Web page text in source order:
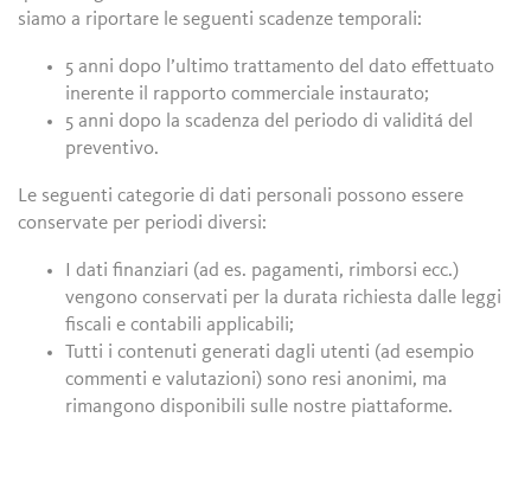
siamo a riportare le seguenti scadenze temporali:
5 anni dopo l’ultimo trattamento del dato effettuato
inerente il rapporto commerciale instaurato;
5 anni dopo la scadenza del periodo di validitá del
preventivo.
Le seguenti categorie di dati personali possono essere
conservate per periodi diversi:
I dati finanziari (ad es. pagamenti, rimborsi ecc.)
vengono conservati per la durata richiesta dalle leggi
fiscali e contabili applicabili;
Tutti i contenuti generati dagli utenti (ad esempio
commenti e valutazioni) sono resi anonimi, ma
rimangono disponibili sulle nostre piattaforme.